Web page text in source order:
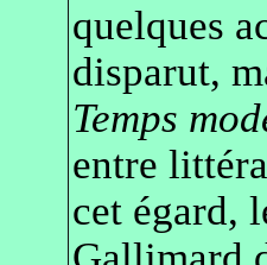
quelques
disparut,
Temps
entre
cet égard,